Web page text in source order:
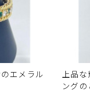
エメラル
上品な
ング